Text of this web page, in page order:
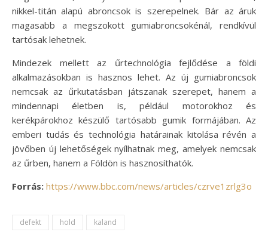
nikkel-titán alapú abroncsok is szerepelnek. Bár az áruk
magasabb a megszokott gumiabroncsokénál, rendkívül
tartósak lehetnek.
Mindezek mellett az űrtechnológia fejlődése a földi
alkalmazásokban is hasznos lehet. Az új gumiabroncsok
nemcsak az űrkutatásban játszanak szerepet, hanem a
mindennapi életben is, például motorokhoz és
kerékpárokhoz készülő tartósabb gumik formájában. Az
emberi tudás és technológia határainak kitolása révén a
jövőben új lehetőségek nyílhatnak meg, amelyek nemcsak
az űrben, hanem a Földön is hasznosíthatók.
Forrás: https://www.bbc.com/news/articles/czrve1zrlg3o
defekt hold kaland